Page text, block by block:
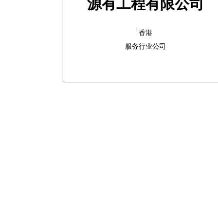
源有工程有限公司
香港
服务行业公司